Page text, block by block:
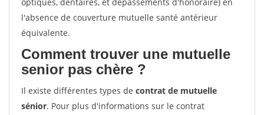
l'absence de couverture mutuelle santé antérieur
équivalente.
Comment trouver une mutuelle
senior pas chère ?
Il existe différentes types de contrat de mutuelle
sénior. Pour plus d'informations sur le contrat